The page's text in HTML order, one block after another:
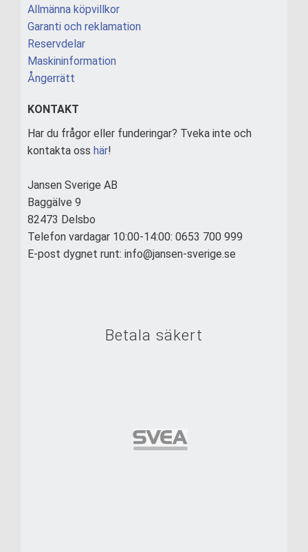
Allmänna köpvillkor
Garanti och reklamation
Reservdelar
Maskininformation
Ångerrätt
KONTAKT
Har du frågor eller funderingar? Tveka inte och
kontakta oss här!
Jansen Sverige AB
Baggälve 9
82473 Delsbo
Telefon vardagar 10:00-14:00: 0653 700 999
E-post dygnet runt: info@jansen-sverige.se
Betala säkert